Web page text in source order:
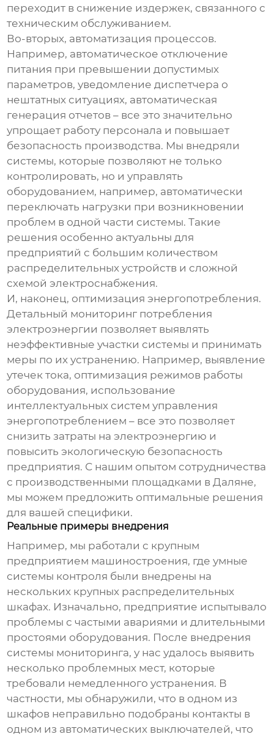
переходит в снижение издержек, связанного с
техническим обслуживанием.
Во-вторых, автоматизация процессов.
Например, автоматическое отключение
питания при превышении допустимых
параметров, уведомление диспетчера о
нештатных ситуациях, автоматическая
генерация отчетов – все это значительно
упрощает работу персонала и повышает
безопасность производства. Мы внедряли
системы, которые позволяют не только
контролировать, но и управлять
оборудованием, например, автоматически
переключать нагрузки при возникновении
проблем в одной части системы. Такие
решения особенно актуальны для
предприятий с большим количеством
распределительных устройств и сложной
схемой электроснабжения.
И, наконец, оптимизация энергопотребления.
Детальный мониторинг потребления
электроэнергии позволяет выявлять
неэффективные участки системы и принимать
меры по их устранению. Например, выявление
утечек тока, оптимизация режимов работы
оборудования, использование
интеллектуальных систем управления
энергопотреблением – все это позволяет
снизить затраты на электроэнергию и
повысить экологическую безопасность
предприятия. С нашим опытом сотрудничества
с производственными площадками в Даляне,
мы можем предложить оптимальные решения
для вашей специфики.
Реальные примеры внедрения
Например, мы работали с крупным
предприятием машиностроения, гдеумные
системы контроля были внедрены на
нескольких крупных распределительных
шкафах. Изначально, предприятие испытывало
проблемы с частыми авариями и длительными
простоями оборудования. После внедрения
системы мониторинга, у нас удалось выявить
несколько проблемных мест, которые
требовали немедленного устранения. В
частности, мы обнаружили, что в одном из
шкафов неправильно подобраны контакты в
одном из автоматических выключателей, что